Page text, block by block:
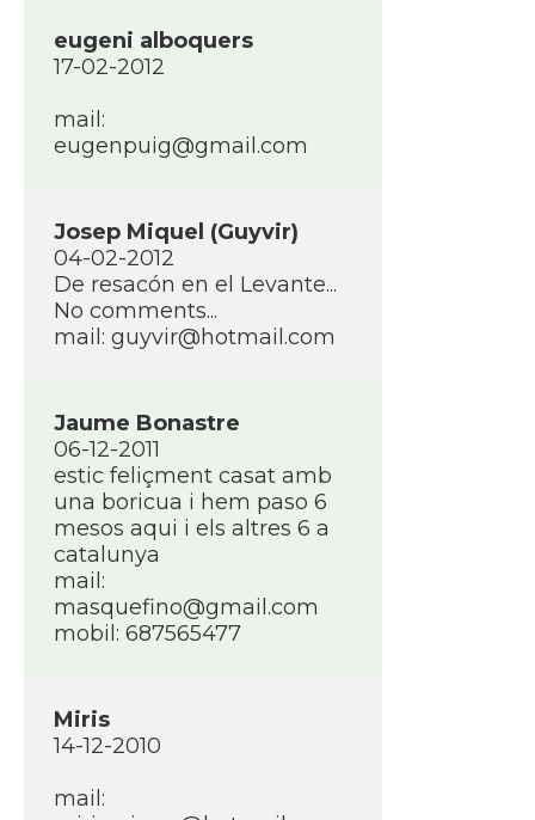
eugeni alboquers
17-02-2012
mail:
eugenpuig@gmail.com
Josep Miquel (Guyvir)
04-02-2012
De resacón en el Levante...
No comments...
mail: guyvir@hotmail.com
Jaume Bonastre
06-12-2011
estic feliçment casat amb
una boricua i hem paso 6
mesos aqui i els altres 6 a
catalunya
mail:
masquefino@gmail.com
mobil: 687565477
Miris
14-12-2010
mail: